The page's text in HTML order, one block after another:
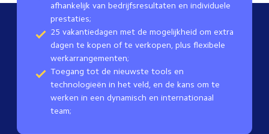
afhankelijk van bedrijfsresultaten en individuele
prestaties;
25 vakantiedagen met de mogelijkheid om extra
dagen te kopen of te verkopen, plus flexibele
werkarrangementen;
Toegang tot de nieuwste tools en
technologieën in het veld, en de kans om te
werken in een dynamisch en internationaal
team;